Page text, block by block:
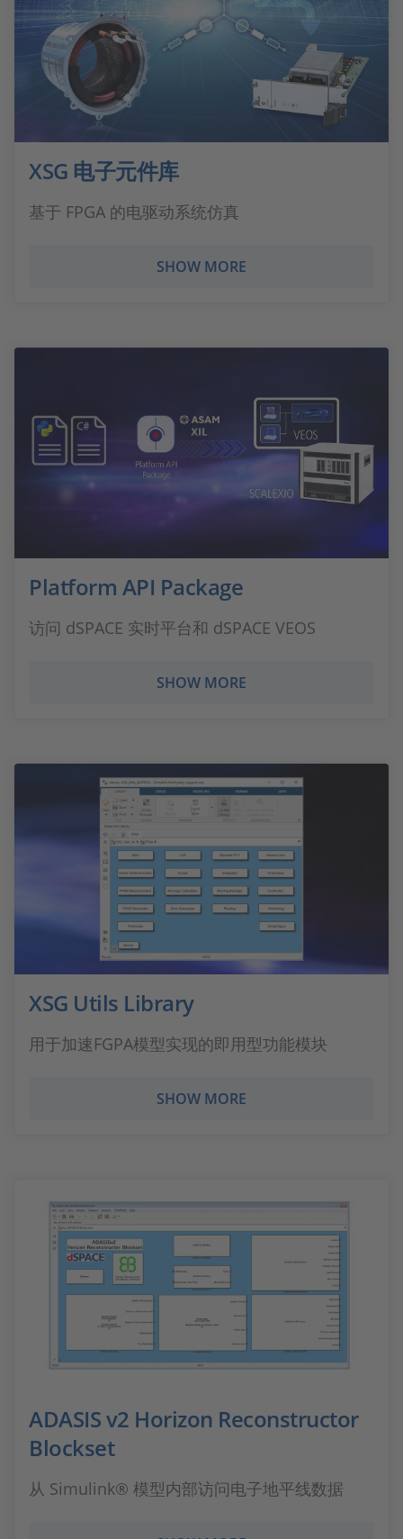
XSG 电子元件库
基于 FPGA 的电驱动系统仿真
SHOW MORE
Platform API Package
访问 dSPACE 实时平台和 dSPACE VEOS
SHOW MORE
XSG Utils Library
用于加速FGPA模型实现的即用型功能模块
SHOW MORE
ADASIS v2 Horizon Reconstructor
Blockset
从 Simulink® 模型内部访问电子地平线数据